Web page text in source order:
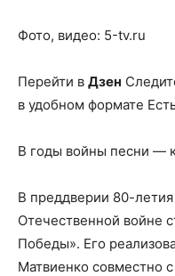
Фото, видео: 5-tv.ru
Перейти в Дзен
в удобном формате
В годы войны песни —
В преддверии 80-
Отечественной войне
Победы». Его
Матвиенко совместно с